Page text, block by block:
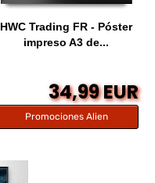
HWC Trading FR - Póster
impreso A3 de...
34,99 EUR
Promociones Alien